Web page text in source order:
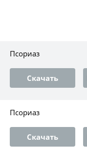
Псориаз
Скачать
Псориаз
Скачать